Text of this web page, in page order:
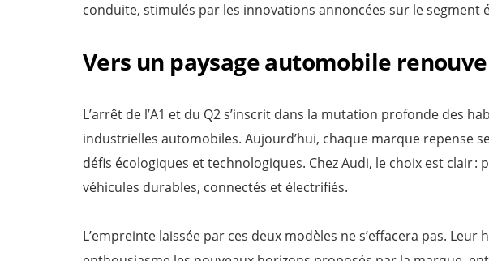
conduite, stimulés par les innovations annoncées sur le segment
Vers un paysage automobile
L’arrêt de l’A1 et du Q2 s’inscrit dans la mutation profonde des
industrielles automobiles. Aujourd’hui, chaque marque repense
défis écologiques et technologiques. Chez Audi, le choix est clair
véhicules durables, connectés et électrifiés.
L’empreinte laissée par ces deux modèles ne s’effacera pas. Leur